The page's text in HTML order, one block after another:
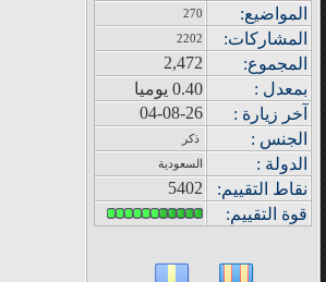
المواضيع:
270
المشاركات:
2202
المجموع:
2,472
بمعدل :
0.40 يوميا
خر زيار ة :
04-08-26
الجنس :
ذكر
الدولة : السعودية
نقاط التقييم:
5402
قوة التقييم: